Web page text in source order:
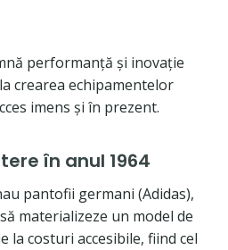
performanță și inovație
crearea echipamentelor
imens și în prezent.
în anul 1964
pantofii germani (Adidas),
materializeze un model de
la costuri accesibile, fiind cel